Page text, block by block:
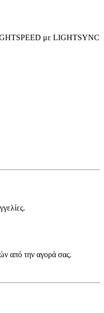
με LIGHTSYNC
από την αγορά σας.